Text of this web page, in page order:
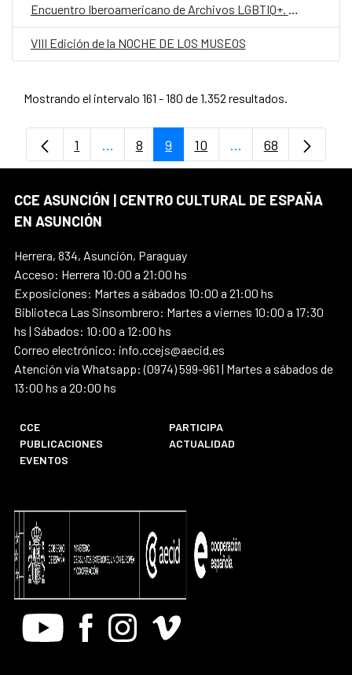
Encuentro Iberoamericano de Archivos LGBTIQ+. Nuevas cartografías y redes de colaboración
VIII Edición de la NOCHE DE LOS MUSEOS
Mostrando el intervalo 161 - 180 de 1.352 resultados.
Página
1 ...Páginas intermedias Use TAB para
Página
8 Página
9 Página
10 ...PáginasPágina
68
CCE ASUNCIÓN | CENTRO CULTURAL DE ESPAÑA
EN ASUNCIÓN
Herrera, 834, Asunción, Paraguay
Acceso: Herrera 10:00 a 21:00 hs
Exposiciones: Martes a sábados 10:00 a 21:00 hs
Biblioteca Las Sinsombrero: Martes a viernes 10:00 a 17:30
hs | Sábados: 10:00 a 12:00 hs
Correo electrónico: info.ccejs@aecid.es
Atención vía Whatsapp: (0974) 599-961 | Martes a sábados de
13:00 hs a 20:00 hs
CCE
PARTICIPA
PUBLICACIONES
ACTUALIDAD
EVENTOS
Youtube FacebookInstagram
Vimeo